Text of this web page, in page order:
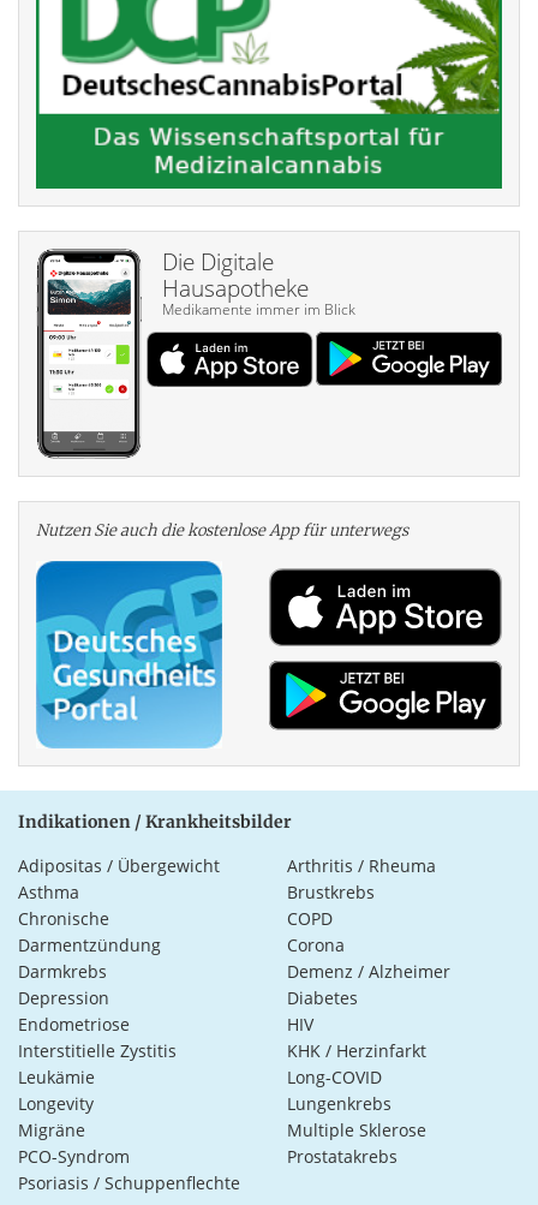
Die Digitale
Hausapotheke
Medikamente immer im Blick
Nutzen Sie auch die kosten­lose App für unterwegs
Indikationen / Krankheitsbilder
Adipositas / Übergewicht
Arthritis / Rheuma
Asthma
Brustkrebs
Chronische
Darmentzündung
COPD
Corona
Darmkrebs
Demenz / Alzheimer
Depression
Diabetes
Endometriose
HIV
Interstitielle Zystitis
KHK / Herzinfarkt
Leukämie
Long-COVID
Longevity
Lungenkrebs
Migräne
Multiple Sklerose
PCO-Syndrom
Prostatakrebs
Psoriasis / Schuppenflechte